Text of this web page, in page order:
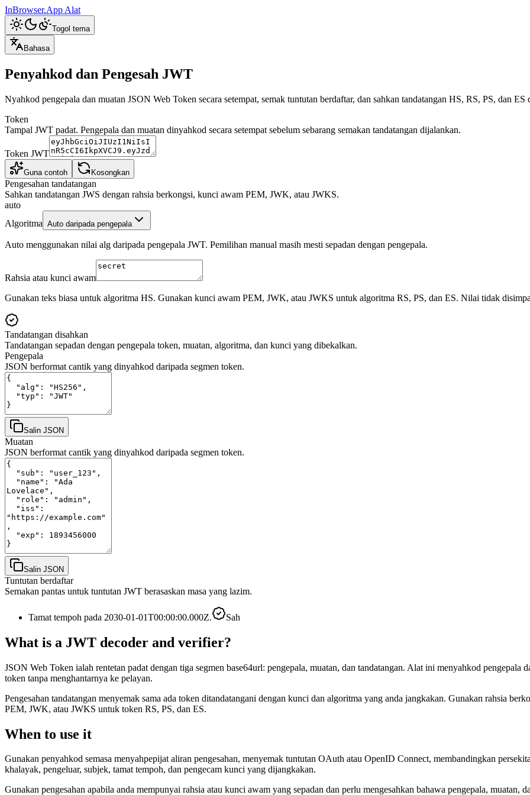
InBrowser.App Alat
Togol tema
Bahasa
Penyahkod dan Pengesah JWT
Nyahkod pengepala dan muatan JSON Web Token secara setempat, semak tuntutan berdaftar, dan sahkan tandatangan HS, RS, PS, dan
Token
Tampal JWT padat. Pengepala dan muatan dinyahkod secara setempat sebelum sebarang semakan tandatangan dijalankan.
Token JWT
Guna contoh Kosongkan
Pengesahan tandatangan
Sahkan tandatangan JWS dengan rahsia berkongsi, kunci awam PEM, JWK, atau JWKS.
auto
Algoritma Auto daripada pengepala
Auto menggunakan nilai alg daripada pengepala JWT. Pemilihan manual masih mesti sepadan dengan pengepala.
Rahsia atau kunci awam
Gunakan teks biasa untuk algoritma HS. Gunakan kunci awam PEM, JWK, atau JWKS untuk algoritma RS, PS, dan ES. Nilai tidak
Tandatangan disahkan
Tandatangan sepadan dengan pengepala token, muatan, algoritma, dan kunci yang dibekalkan.
Pengepala
JSON berformat cantik yang dinyahkod daripada segmen token.
Salin JSON
Muatan
JSON berformat cantik yang dinyahkod daripada segmen token.
Salin JSON
Tuntutan berdaftar
Semakan pantas untuk tuntutan JWT berasaskan masa yang lazim.
Tamat tempoh pada 2030-01-01T00:00:00.000Z. Sah
What is a JWT decoder and verifier?
JSON Web Token ialah rentetan padat dengan tiga segmen base64url: pengepala, muatan, dan tandatangan. Alat ini menyahkod pengepala
token tanpa menghantarnya ke pelayan.
Pengesahan tandatangan menyemak sama ada token ditandatangani dengan kunci dan algoritma yang anda jangkakan. Gunakan rahsia
PEM, JWK, atau JWKS untuk token RS, PS, dan ES.
When to use it
Gunakan penyahkod semasa menyahpepijat aliran pengesahan, menyemak tuntutan OAuth atau OpenID Connect, membandingkan
khalayak, pengeluar, subjek, tamat tempoh, dan pengecam kunci yang dijangkakan.
Gunakan pengesahan apabila anda mempunyai rahsia atau kunci awam yang sepadan dan perlu mengesahkan bahawa pengepala,